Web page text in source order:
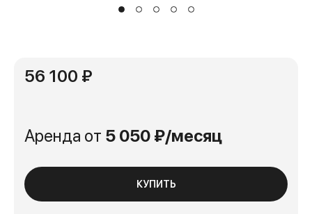
56 100 ₽
Аренда от 5 050 ₽/месяц
КУПИТЬ